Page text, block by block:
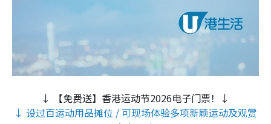
↓ 【免费送】香港运动节2026电子门票！↓
↓ 设过百运动用品摊位 / 可现场体验多项新颖运动及观赏